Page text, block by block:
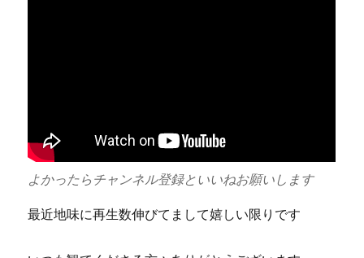
よかったらチャンネル登録といいねお願いします
最近地味に再生数伸びてまして嬉しい限りです